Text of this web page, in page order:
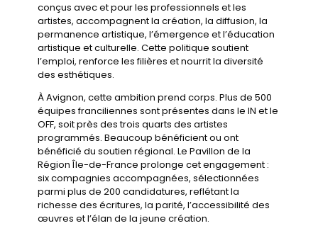
conçus avec et pour les professionnels et les
artistes, accompagnent la création, la diffusion, la
permanence artistique, l’émergence et l’éducation
artistique et culturelle. Cette politique soutient
l’emploi, renforce les filières et nourrit la diversité
des esthétiques.
À Avignon, cette ambition prend corps. Plus de 500
équipes franciliennes sont présentes dans le IN et le
OFF, soit près des trois quarts des artistes
programmés. Beaucoup bénéficient ou ont
bénéficié du soutien régional. Le Pavillon de la
Région Île-de-France prolonge cet engagement :
six compagnies accompagnées, sélectionnées
parmi plus de 200 candidatures, reflétant la
richesse des écritures, la parité, l’accessibilité des
œuvres et l’élan de la jeune création.